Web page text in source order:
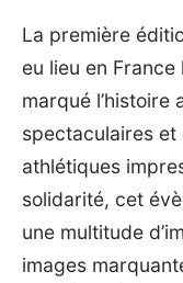
La première
eu lieu en
marqué l’histoire
spectaculaires
athlétiques
solidarité, cet
une multitude
images